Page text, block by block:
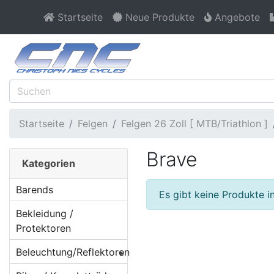
Startseite Neue Produkte Angebote
Startseite Felgen Felgen 26 Zoll [ MTB/Triathlon ]
Brave
Es gibt keine Produkte
Kategorien
Barends
Bekleidung /
Protektoren
Beleuchtung/Reflektoren